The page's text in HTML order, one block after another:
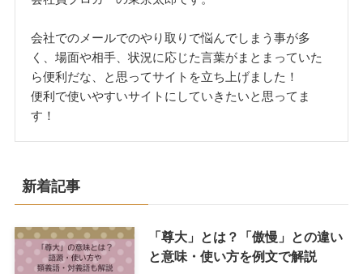
会社でのメールでのやり取りで悩んでしまう事が多
く、場面や相手、状況に応じた言葉がまとまっていた
ら便利だな、と思ってサイトを立ち上げました！
便利で使いやすいサイトにしていきたいと思ってま
す！
新着記事
「尊大」とは？「傲慢」との違い
と意味・使い方を例文で解説